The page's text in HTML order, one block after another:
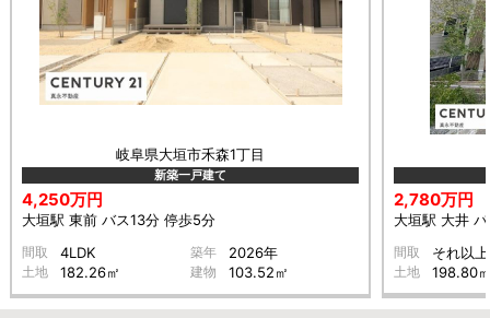
岐阜県大垣市禾森1丁目
新築一戸建て
4,250万円
大垣駅 東前 バス13分 停歩5分
間取 4LDK 築年 2026年
土地 182.26㎡ 建物 103.52㎡
2,780万円
大垣駅 大井
間取 それ以上
土地 198.80